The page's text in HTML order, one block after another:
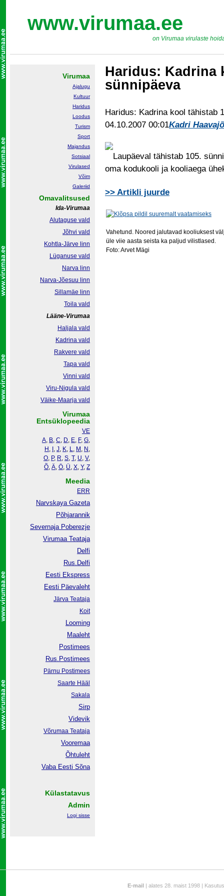
www.virumaa.ee
on Virumaa virulaste
Haridus: Kadrina
sünnipäeva
Haridus: Kadrina kool tähistab
04.10.2007 00:01Kadri
Laupäeval tähistab 105.
oma kodukooli ja kooliaega
>> Artikli juurde
Vahetund. Noored jalutavad kooliuksest
üle viie aasta seista ka paljud vilistlased.
Foto: Arvet Mägi
Virumaa
Ajalugu
Kultuur
Haridus
Loodus
Turism
Sport
Majandus
Sotsiaal
Virulased
Võim
Galeriid
Omavalitsused
Ida-Virumaa
Alutaguse vald
Jõhvi vald
Kohtla-Järve linn
Lüganuse vald
Narva linn
Narva-Jõesuu linn
Sillamäe linn
Toila vald
Lääne-Virumaa
Haljala vald
Kadrina vald
Rakvere vald
Tapa vald
Vinni vald
Viru-Nigula vald
Väike-Maarja vald
Virumaa
Entsüklopeedia
VE
A, B, C, D, E, F, G,
H , , J, K, L, M , N ,
O, P, R, S, T, U, V,
Õ, Ä, Ö, Ü, X, Y, Z
Meedia
ERR
Narvskaya Gazeta
Põhjarannik
Severnaja Poberezje
Virumaa Teataja
Delfi
Rus.Delfi
Eesti Ekspress
Eesti Päevaleht
Järva Teataja
Koit
Looming
Maaleht
Postimees
Rus.Postimees
Pärnu Postimees
Saarte Hääl
Sakala
Sirp
Videvik
Võrumaa Teataja
Vooremaa
Õhtuleht
Vaba Eesti Sõna
Külastatavus
Admin
Logi sisse
E-mail | alates 28. maist 1998 |